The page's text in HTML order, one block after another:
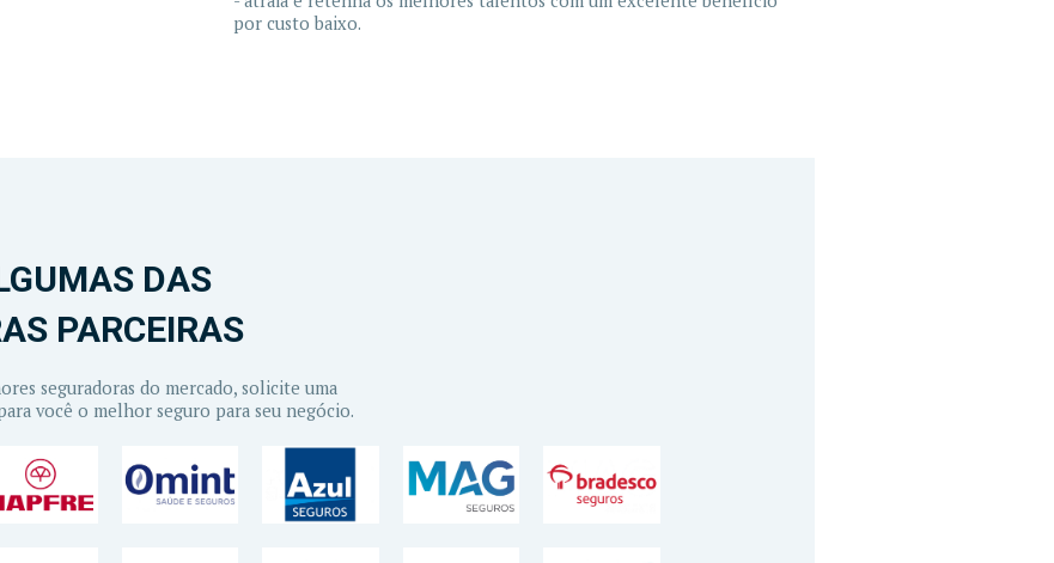
por custo baixo.
DAS
PARCEIRAS
seguradoras do mercado, solicite uma
você o melhor seguro para seu negócio.